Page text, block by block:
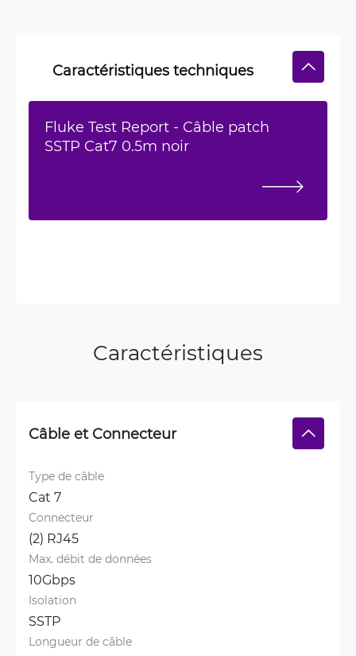
Caractéristiques techniques
Fluke Test Report - Câble patch
SSTP Cat7 0.5m noir
Caractéristiques
Câble et Connecteur
Type de câble
Cat 7
Connecteur
(2) RJ45
Max. débit de données
10Gbps
Isolation
SSTP
Longueur de câble